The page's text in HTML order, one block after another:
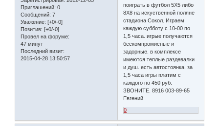
Приглашений: 0
Сообщений: 7
Уважение: [+0/-0]
Позитив: [+0/-0]
Провел на форуме:
47 минут
Последний визит:
2015-04-28 13:50:57
поиграть в футбол 5Х5 либо
8Х8 на искуственной поляне
стадиона Сокол. Играем
каждую субботу с 10-00 по
1,5 часа. игрые получаются
бескомпромисные и
задорные. в комплексе
имеются теплые раздевалки
и душ. есть автостоянка. за
1,5 часа игры платим с
каждого по 450 руб.
ЗВОНИТЕ. 8916 003-89-65
Евгений
0